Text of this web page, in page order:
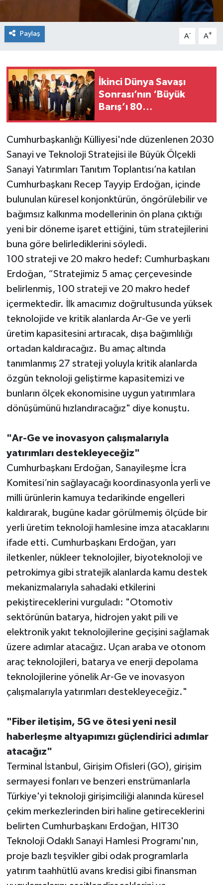
Paylaş A- A+
İkinci Dünya Savaşı
Sonrası’nın ‘Büyük
Barış’ı 80
Çalıştayı yapıldı
Cumhurbaşkanlığı Külliyesi'nde düzenlenen 2030
Sanayi ve Teknoloji Stratejisi ile Büyük Ölçekli
Sanayi Yatırımları Tanıtım Toplantısı’na katılan
Cumhurbaşkanı Recep Tayyip Erdoğan, içinde
bulunulan küresel konjonktürün, öngörülebilir ve
bağımsız kalkınma modellerinin ön plana çıktığı
yeni bir döneme işaret ettiğini, tüm stratejilerini
buna göre belirlediklerini söyledi.
100 strateji ve 20 makro hedef: Cumhurbaşkanı
Erdoğan, “Stratejimiz 5 amaç çerçevesinde
belirlenmiş, 100 strateji ve 20 makro hedef
içermektedir. İlk amacımız doğrultusunda yüksek
teknolojide ve kritik alanlarda Ar-Ge ve yerli
üretim kapasitesini artıracak, dışa bağımlılığı
ortadan kaldıracağız. Bu amaç altında
tanımlanmış 27 strateji yoluyla kritik alanlarda
özgün teknoloji geliştirme kapasitemizi ve
bunların ölçek ekonomisine uygun yatırımlara
dönüşümünü hızlandıracağız" diye konuştu.
"Ar-Ge ve inovasyon çalışmalarıyla
yatırımları destekleyeceğiz"
Cumhurbaşkanı Erdoğan, Sanayileşme İcra
Komitesi’nin sağlayacağı koordinasyonla yerli ve
milli ürünlerin kamuya tedarikinde engelleri
kaldırarak, bugüne kadar görülmemiş ölçüde bir
yerli üretim teknoloji hamlesine imza atacaklarını
ifade etti. Cumhurbaşkanı Erdoğan, yarı
iletkenler, nükleer teknolojiler, biyoteknoloji ve
petrokimya gibi stratejik alanlarda kamu destek
mekanizmalarıyla sahadaki etkilerini
pekiştireceklerini vurguladı: "Otomotiv
sektörünün batarya, hidrojen yakıt pili ve
elektronik yakıt teknolojilerine geçişini sağlamak
üzere adımlar atacağız. Uçan araba ve otonom
araç teknolojileri, batarya ve enerji depolama
teknolojilerine yönelik Ar-Ge ve inovasyon
çalışmalarıyla yatırımları destekleyeceğiz."
"Fiber iletişim, 5G ve ötesi yeni nesil
haberleşme altyapımızı güçlendirici adımlar
atacağız"
Terminal İstanbul, Girişim Ofisleri (GO), girişim
sermayesi fonları ve benzeri enstrümanlarla
Türkiye'yi teknoloji girişimciliği alanında küresel
çekim merkezlerinden biri haline getireceklerini
belirten Cumhurbaşkanı Erdoğan, HIT30
Teknoloji Odaklı Sanayi Hamlesi Programı'nın,
proje bazlı teşvikler gibi odak programlarla
yatırım taahhütlü avans kredisi gibi finansman